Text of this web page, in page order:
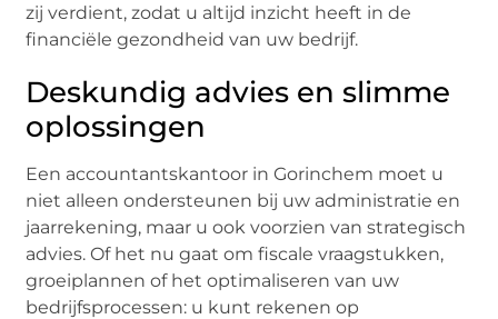
zij verdient, zodat u altijd inzicht heeft in de
financiële gezondheid van uw bedrijf.
Deskundig advies en slimme
oplossingen
Een accountantskantoor in Gorinchem moet u
niet alleen ondersteunen bij uw administratie en
jaarrekening, maar u ook voorzien van strategisch
advies. Of het nu gaat om fiscale vraagstukken,
groeiplannen of het optimaliseren van uw
bedrijfsprocessen: u kunt rekenen op